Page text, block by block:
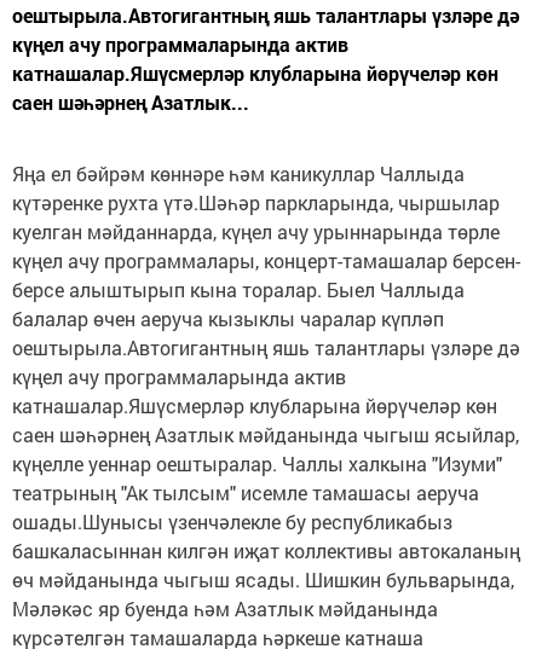
оештырыла.Автогигантның яшь талантлары үзләре дә
күңел ачу программаларында актив
катнашалар.Яшүсмерләр клубларына йөрүчеләр көн
саен шәһәрнең Азатлык...
Яңа ел бәйрәм көннәре һәм каникуллар Чаллыда
күтәренке рухта үтә.Шәһәр паркларында, чыршылар
куелган мәйданнарда, күңел ачу урыннарында төрле
күңел ачу программалары, концерт-тамашалар берсен-
берсе алыштырып кына торалар. Быел Чаллыда
балалар өчен аеруча кызыклы чаралар күпләп
оештырыла.Автогигантның яшь талантлары үзләре дә
күңел ачу программаларында актив
катнашалар.Яшүсмерләр клубларына йөрүчеләр көн
саен шәһәрнең Азатлык мәйданында чыгыш ясыйлар,
күңелле уеннар оештыралар. Чаллы халкына "Изуми"
театрының "Ак тылсым" исемле тамашасы аеруча
ошады.Шунысы үзенчәлекле бу республикабыз
башкаласыннан килгән иҗат коллективы автокаланың
өч мәйданында чыгыш ясады. Шишкин бульварында,
Мәләкәс яр буенда һәм Азатлык мәйданында
күрсәтелгән тамашаларда һәркеше катнаша